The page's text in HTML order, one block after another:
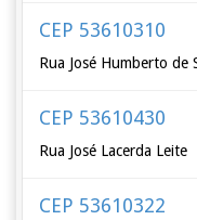
CEP 53610310
Rua José Humberto de
CEP 53610430
Rua José Lacerda Leite
CEP 53610322